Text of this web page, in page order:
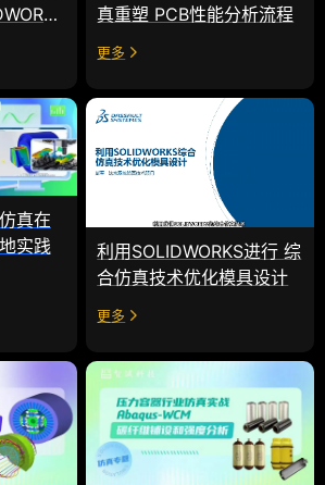
真重塑 PCB性能分析流程
更多
真在
实践
利用SOLIDWORKS进行 综
合仿真技术优化模具设计
更多